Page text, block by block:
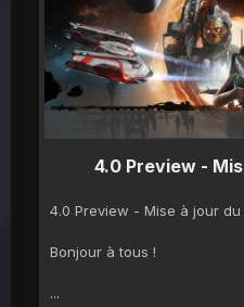
4.0 Preview -
4.0 Preview - Mise à jour
Bonjour à tous !
...